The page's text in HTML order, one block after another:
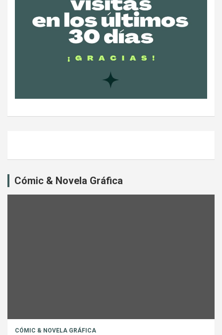
Cómic & Novela Gráfica
CÓMIC & NOVELA GRÁFICA